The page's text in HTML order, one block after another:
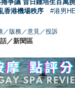
爭議 昔日鍾培生百萬
香港機場秩序 #港男
／版務／意見／投訴
／新聞區